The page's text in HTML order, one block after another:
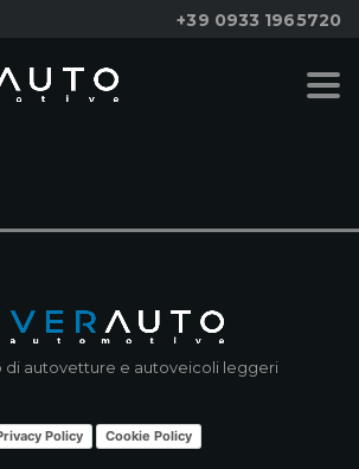
+39 0933 1965720
di autovetture e autoveicoli leggeri
Policy Cookie Policy